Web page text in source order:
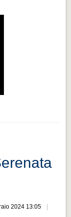
2024 13:05